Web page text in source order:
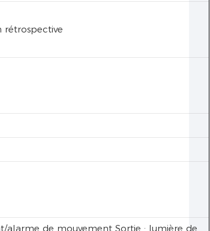
rétrospective
alarme de mouvement Sortie : lumière de